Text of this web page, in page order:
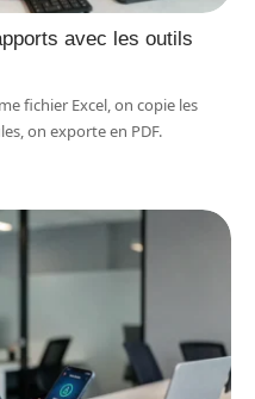
avec les outils
fichier Excel, on copie les
on exporte en PDF.